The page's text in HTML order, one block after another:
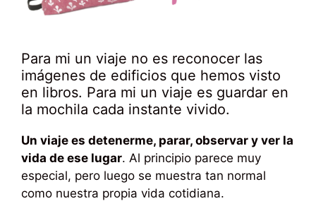
Para mi un viaje no es reconocer las
imágenes de edificios que hemos visto
en libros. Para mi un viaje es guardar en
la mochila cada instante vivido.
Un viaje es detenerme, parar, observar y ver la
vida de ese lugar. Al principio parece muy
especial, pero luego se muestra tan normal
como nuestra propia vida cotidiana.